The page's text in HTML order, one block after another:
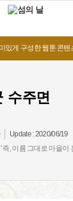
있게 구성한 웹툰 콘텐
수주면
Update : 2020/06/19
즉, 이름 그대로 마을이